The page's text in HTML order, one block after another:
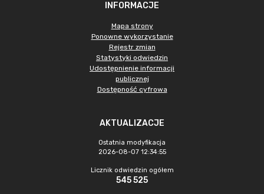
INFORMACJE
Mapa strony
Ponowne wykorzystanie
Rejestr zmian
Statystyki odwiedzin
Udostępnienie informacji
publicznej
Dostępność cyfrowa
AKTUALIZACJE
Ostatnia modyfikacja
2026-08-07 12:34:55
Licznik odwiedzin ogółem
545 525